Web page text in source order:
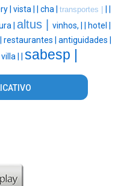
| vista | | cha | transportes | | |
| altus | vinhos, | | hotel |
| restaurantes | antiguidades |
villa | | sabesp |